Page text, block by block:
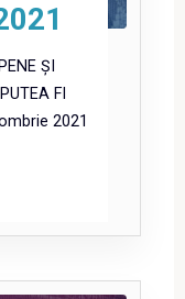
ȘI
FI
2021